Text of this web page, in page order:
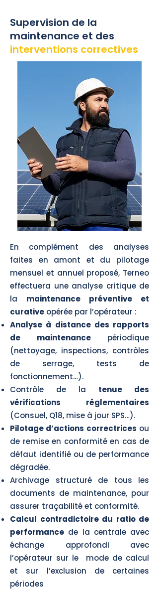
Supervision de la
maintenance et des
interventions correctives
En complément des analyses
faites en amont et du pilotage
mensuel et annuel proposé, Terneo
effectuera une analyse critique de
la maintenance préventive et
curative opérée par l’opérateur :
Analyse à distance des rapports
de maintenancepériodique
(nettoyage, inspections, contrôles
de serrage, tests de
fonctionnement…).
Contrôle de la tenue des
vérifications réglementaires
(Consuel, Q18, mise à jour SPS…).
Pilotage d’actions correctrices ou
de remise en conformité en cas de
défaut identifié ou de performance
dégradée.
Archivage structuré de tous les
documents de maintenance, pour
assurer traçabilité et conformité.
Calcul contradictoire du ratio de
performance de la centrale avec
échange approfondi avec
l’opérateur sur le mode de calcul
et sur l’exclusion de certaines
périodes